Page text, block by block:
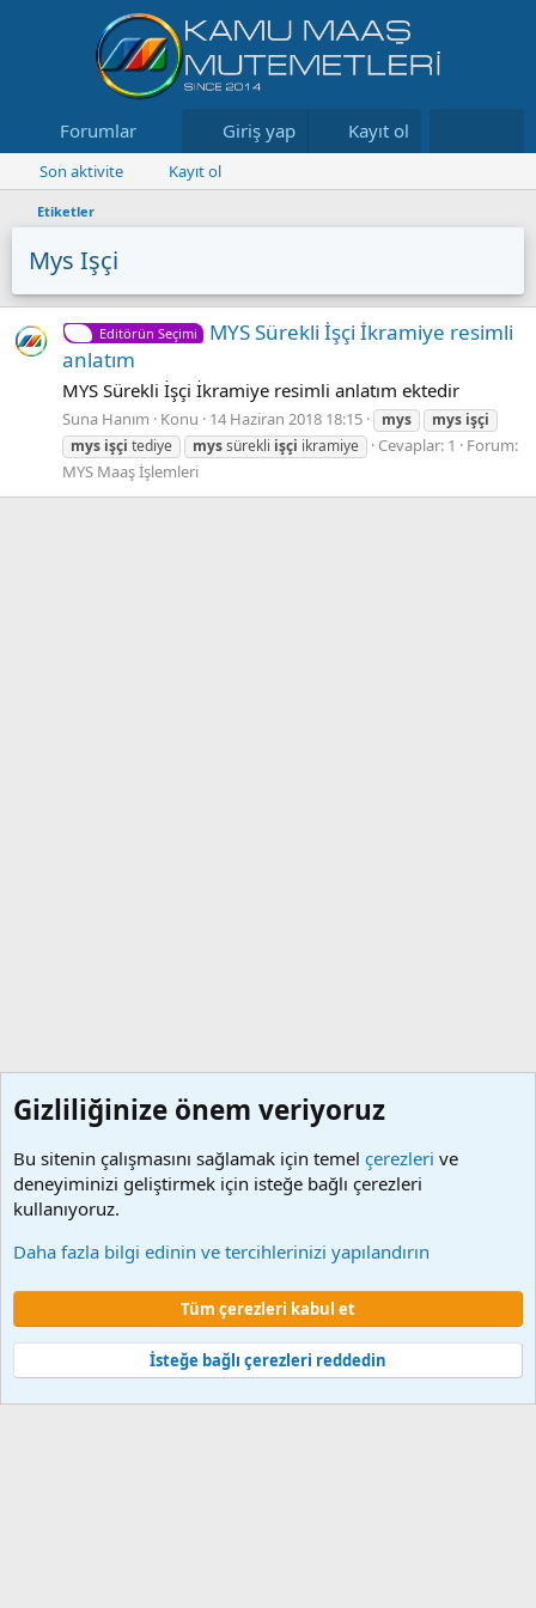
Forumlar Neler yeni Kaynaklar
Giriş yap Kayıt ol
Son aktivite Kayıt ol
Etiketler
Mys Işçi
Editörün Seçimi
MYS Sürekli İşçi İkramiye resimli
anlatım
MYS Sürekli İşçi İkramiye resimli anlatım ektedir
Suna Hanım Konu 14 Haziran 2018 18:15 mys mys işçi
mys işçi tediye myssürekli işçi ikramiye Cevaplar: 1
Forum:
MYS Maaş İşlemleri
Çerezler
Şartlar ve kurallar
Gizlilik politikası Yardım Ana sayfa
Community platform by XenForo © 2010-2024 XenForo Ltd.
Türkçe yama 🇹🇷 [XGT] Yazılım ve web hizmetleri 2014-2024
Gizliliğinize önem veriyoruz
Bu sitenin çalışmasını sağlamak için temel çerezleri ve
deneyiminizi geliştirmek için isteğe bağlı çerezleri
kullanıyoruz.
Daha fazla bilgi edinin ve tercihlerinizi yapılandırın
Tüm çerezleri kabul et
İsteğe bağlı çerezleri reddedin